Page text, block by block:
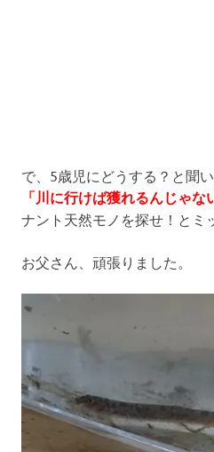
で、5歳児にどうする？と聞
「川に行けば獲れるんじゃな
ナント天然モノを探せ！とミ
お父さん、頑張りました。